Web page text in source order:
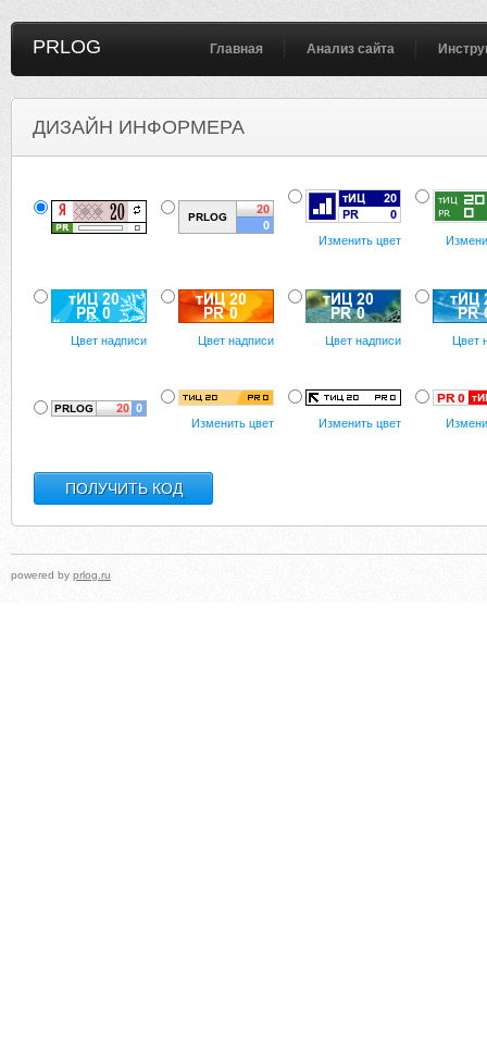
PRLOG Главная Анализ сайта
ДИЗАЙН ИНФОРМЕРА
Изменить цвет
Цвет надписи Цвет надписи Цвет надписи Цвет
Изменить цвет Изменить цвет
powered by prlog.ru